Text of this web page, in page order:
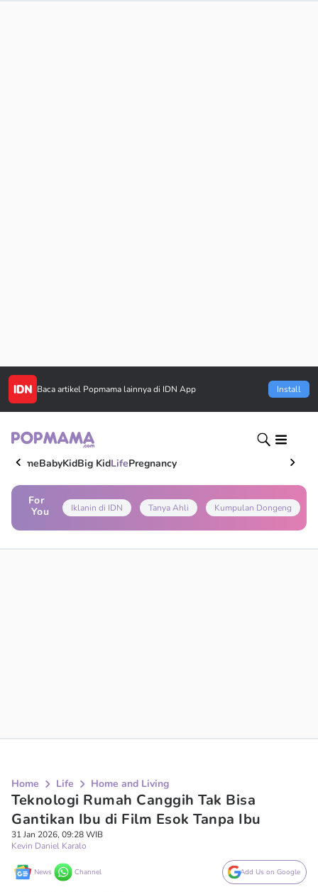
Baca artikel Popmama lainnya di IDN App Install
HomeBabyKidBig KidLifePregnancy
For
You
Iklanin di IDN Tanya Ahli Kumpulan Dongeng
Home Life Home and Living
Teknologi Rumah Canggih Tak Bisa
Gantikan Ibu di Film Esok Tanpa Ibu
31 Jan 2026, 09:28 WIB
Kevin Daniel Karalo
News Channel Add Us on Google